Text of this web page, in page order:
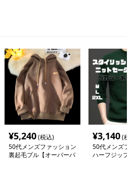
¥5,240(税込)
50代メンズファッション
裏起毛プル【オーバーパ
¥3,140(税
50代メンズフ
ハーフジップ